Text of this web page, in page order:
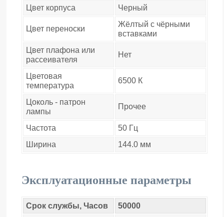
Цвет корпуса
Черный
Цвет переноски
Жёлтый с чёрными
вставками
Цвет плафона или
рассеивателя
Нет
Цветовая
температура
6500 К
Цоколь - патрон
лампы
Прочее
Частота
50 Гц
Ширина
144.0 мм
Эксплуатационные параметры
Срок службы, Часов
50000